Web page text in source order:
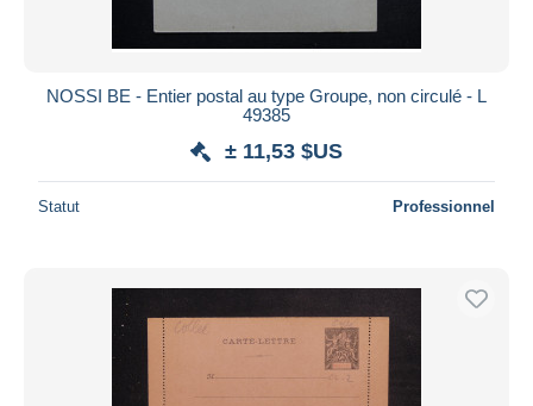
NOSSI BE - Entier postal au type Groupe, non circulé - L
49385
± 11,53 $US
Statut Professionnel